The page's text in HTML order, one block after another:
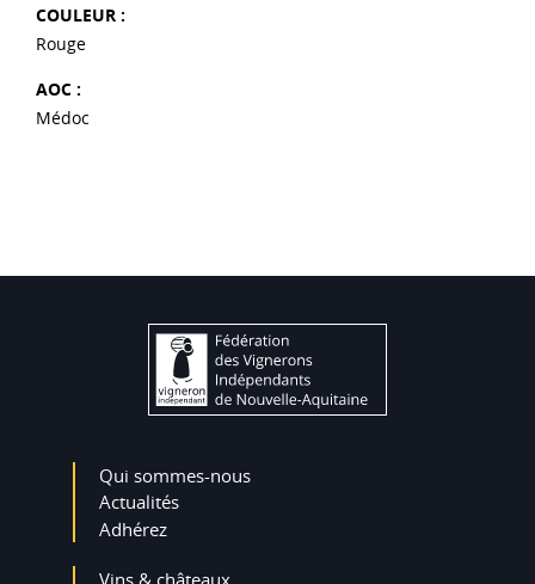
COULEUR :
Rouge
AOC :
Médoc
Qui sommes-nous
Actualités
Adhérez